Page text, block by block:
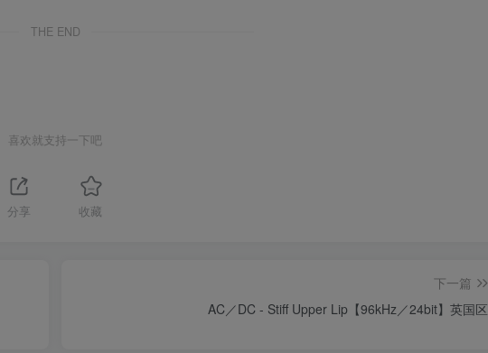
THE END
喜欢就支持一下吧
分享 收藏
下一篇
AC／DC - Stiff Upper Lip【96kHz／24bit】英国区